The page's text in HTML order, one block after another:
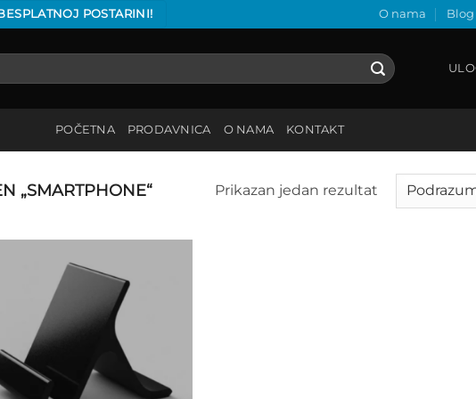
POSTARINI! O nama Blog
POČETNA PRODAVNICA O NAMA KONTAKT
„SMARTPHONE“ Prikazan jedan rezultat